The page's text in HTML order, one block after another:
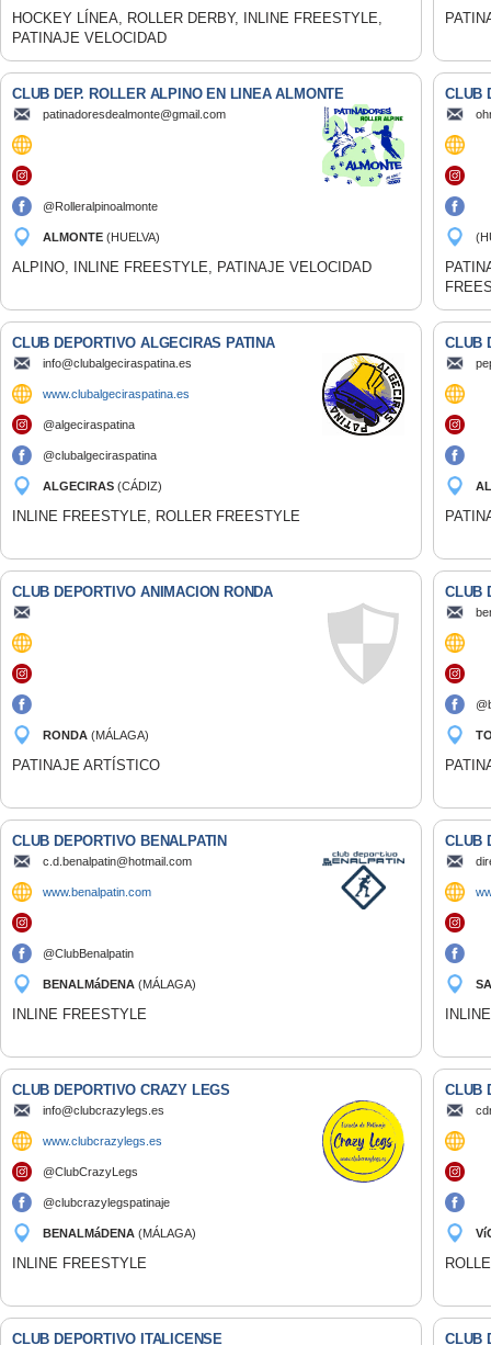
HOCKEY LÍNEA, ROLLER DERBY, INLINE FREESTYLE,
PATINAJE VELOCIDAD
CLUB DEP. ROLLER ALPINO EN LINEA ALMONTE
patinadoresdealmonte@gmail.com
@Rolleralpinoalmonte
ALMONTE (HUELVA)
ALPINO, INLINE FREESTYLE, PATINAJE VELOCIDAD
CLUB
CLUB DEPORTIVO ALGECIRAS PATINA
info@clubalgeciraspatina.es
www.clubalgeciraspatina.es
@algeciraspatina
@clubalgeciraspatina
ALGECIRAS (CÁDIZ)
INLINE FREESTYLE, ROLLER FREESTYLE
CLUB
CLUB DEPORTIVO ANIMACION RONDA
RONDA (MÁLAGA)
PATINAJE ARTÍSTICO
CLUB
CLUB DEPORTIVO BENALPATIN
c.d.benalpatin@hotmail.com
www.benalpatin.com
@ClubBenalpatin
BENALMáDENA (MÁLAGA)
INLINE FREESTYLE
CLUB
CLUB DEPORTIVO CRAZY LEGS
info@clubcrazylegs.es
www.clubcrazylegs.es
@ClubCrazyLegs
@clubcrazylegspatinaje
BENALMáDENA (MÁLAGA)
INLINE FREESTYLE
CLUB
CLUB DEPORTIVO ITALICENSE CLUB